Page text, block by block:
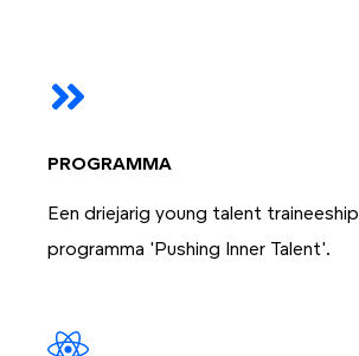
PROGRAMMA
Een driejarig young talent traineeship
programma 'Pushing Inner Talent'.